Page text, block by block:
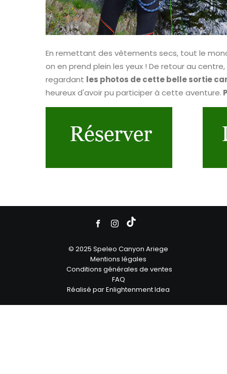
En remettant des vêtements secs, tout le
on en prend plein les yeux ! De retour au
regardant les photos de cette belle sortie
heureux d'avoir pu participer à cette aventure.
© 2025 Speleo Canyon Ariege
Mentions légales
Conditions générales de ventes
FAQ
Réalisé par Enlightenment Idea